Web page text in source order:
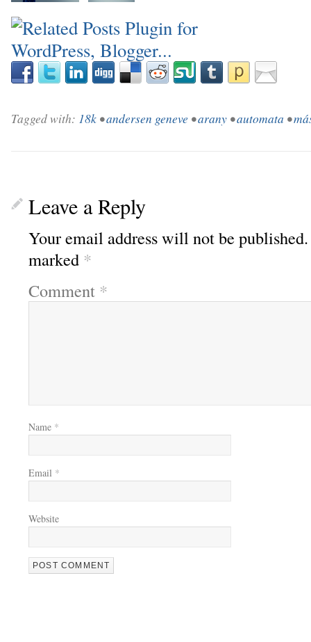
Tagged with: 18k •andersen geneve •arany •automata •
Leave a Reply
Your email address will not be published.
marked *
Comment *
Name *
Email *
Website